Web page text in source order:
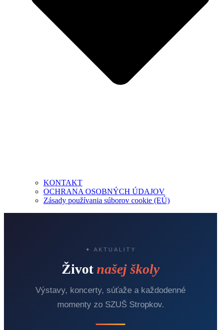
KONTAKT
OCHRANA OSOBNÝCH ÚDAJOV
Zásady používania súborov cookie (EÚ)
✦ AKTUALITY
Životnašej školy
Výstavy, koncerty, súťaže a každodenné
momenty zo SZUŠ Stropkov.